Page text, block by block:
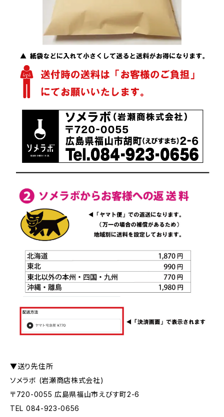
▼送り先住所
ソメラボ (岩瀬商店株式会社)
〒720-0055 広島県福山市えびす町2-6
TEL 084-923-0656